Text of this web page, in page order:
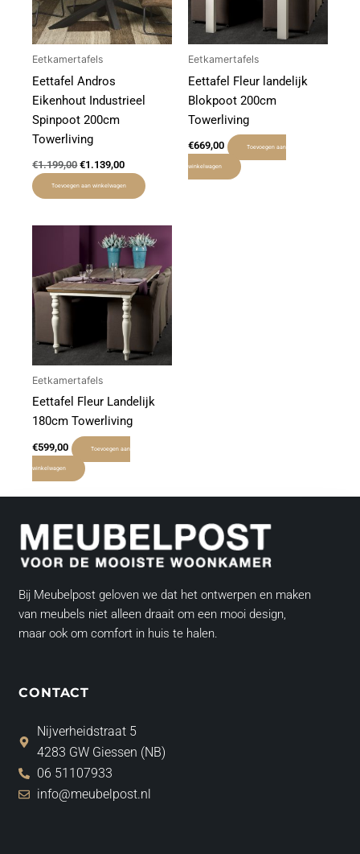
Eetkamertafels
Eettafel Andros
Eikenhout Industrieel
Spinpoot 200cm
Towerliving
€1.199,00 €1.139,00
Toevoegen aan winkelwagen
Eetkamertafels
Eettafel Fleur landelijk
Blokpoot 200cm
Towerliving
€669,00 Toevoegen aan
winkelwagen
Eetkamertafels
Eettafel Fleur Landelijk
180cm Towerliving
€599,00 Toevoegen aan
winkelwagen
Bij Meubelpost geloven we dat het ontwerpen en maken
van meubels niet alleen draait om een mooi design,
maar ook om comfort in huis te halen.
CONTACT
Nijverheidstraat 5
4283 GW Giessen (NB)
06 51107933
info@meubelpost.nl